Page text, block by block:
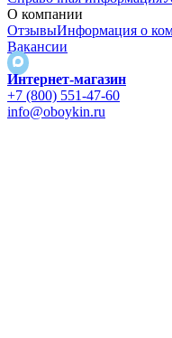
О компании
ОтзывыИнформация о
Вакансии
Интернет-магазин
+7 (800) 551-47-60
info@oboykin.ru